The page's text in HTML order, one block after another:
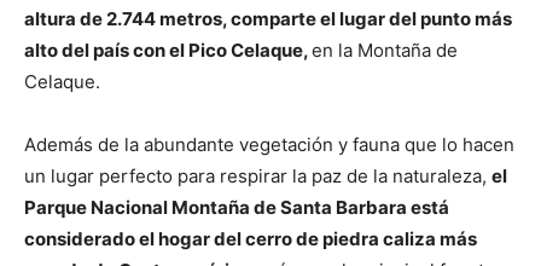
altura de 2.744 metros, comparte el lugar del punto más
alto del país con el Pico Celaque,en la Montaña de
Celaque.
Además de la abundante vegetación y fauna que lo hacen
un lugar perfecto para respirar la paz de la naturaleza, el
Parque Nacional Montaña de Santa Barbara está
considerado el hogar del cerro de piedra caliza más